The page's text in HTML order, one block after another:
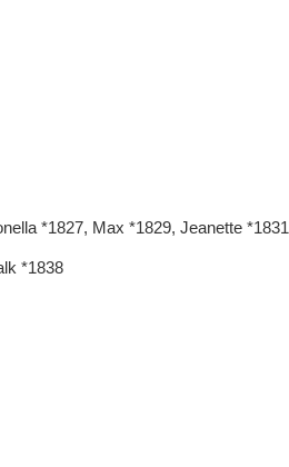
*1827, Max *1829, Jeanette *1831
*1838